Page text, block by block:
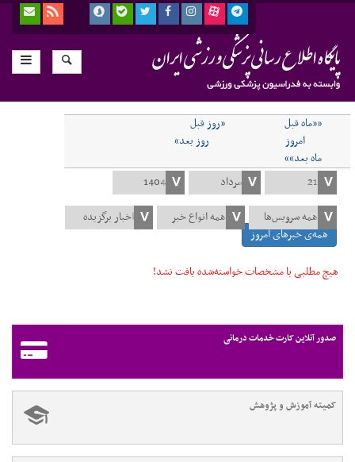
««ماه قبل
«روز قبل
امروز
روز بعد»
ماه بعد»»
همه‌ی خبرهای امروز
هیچ مطلبی با مشخصات خواسته‌شده یافت نشد!
صدور آنلاین کارت خدمات درمانی
کمیته آموزش و پژوهش